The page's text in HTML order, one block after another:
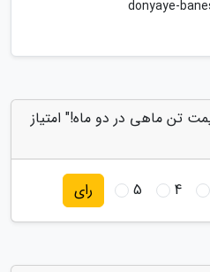
donyaye-
تن ماهی در دو ماه!" امتیاز
4
5 رای